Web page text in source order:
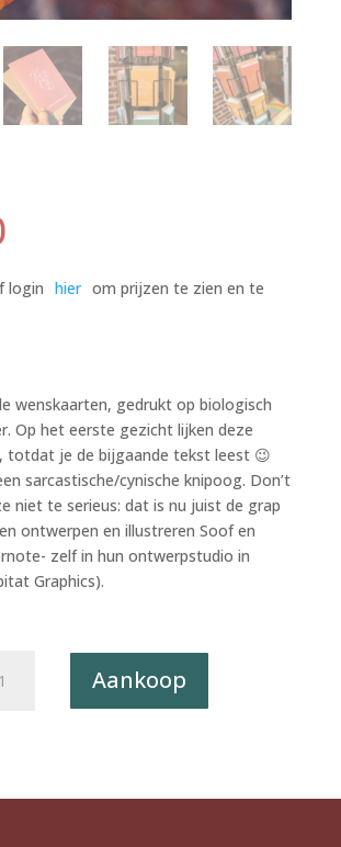
login hier om prijzen te zien en te
wenskaarten, gedrukt op biologisch
Op het eerste gezicht lijken deze
totdat je de bijgaande tekst leest 😉
sarcastische/cynische knipoog. Don’t
niet te serieus: dat is nu juist de grap
ontwerpen en illustreren Soof en
zelf in hun ontwerpstudio in
Graphics).
Aankoop